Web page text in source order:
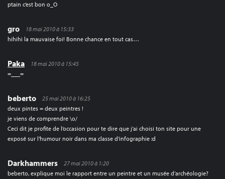
ptain c’est bon o_O
gro
18 mai 2010 à 15:33
hihihi la mauvaise foi! Bonne chance en tout cas…
Paka
18 mai 2010 à 15:45
=___=
beberto
25 mai 2010 à 16:25
deux pintes = deux peintres !
je viens de comprendre \o/
Ceci dit je profite de l’occasion pour te dire que j’ai choisi ton site pour une
exposé sur l’humour noir dans ma classe d’infographie :d
Darkhammers
27 mai 2010 à 1:20
beberto, explique moi le rapport entre un peintre et un musée d’archéologie?